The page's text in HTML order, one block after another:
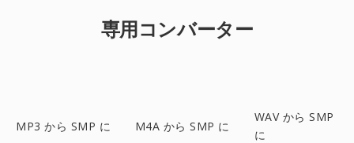
専用コンバーター
MP3 から SMP に M4A から SMP に
WAV から SMP
に